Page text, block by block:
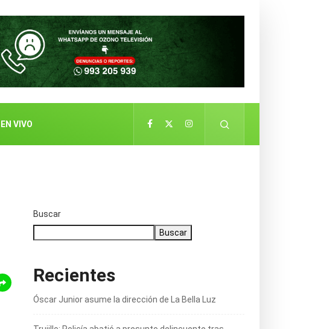
EN VIVO
Buscar
Buscar
Recientes
Óscar Junior asume la dirección de La Bella Luz